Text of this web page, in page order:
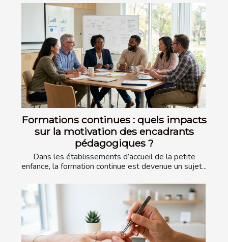
Formations continues : quels impacts
sur la motivation des encadrants
pédagogiques ?
Dans les établissements d’accueil de la petite
enfance, la formation continue est devenue un sujet...